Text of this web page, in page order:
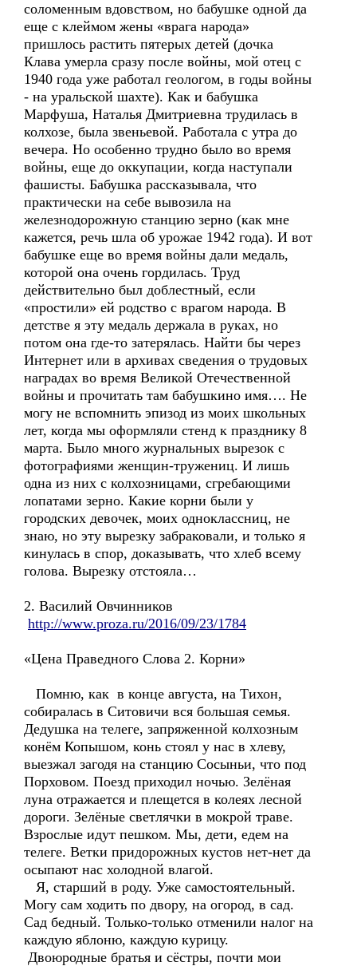
соломенным вдовством, но бабушке одной да
еще с клеймом жены «врага народа»
пришлось растить пятерых детей (дочка
Клава умерла сразу после войны, мой отец с
1940 года уже работал геологом, в годы войны
- на уральской шахте). Как и бабушка
Марфуша, Наталья Дмитриевна трудилась в
колхозе, была звеньевой. Работала с утра до
вечера. Но особенно трудно было во время
войны, еще до оккупации, когда наступали
фашисты. Бабушка рассказывала, что
практически на себе вывозила на
железнодорожную станцию зерно (как мне
кажется, речь шла об урожае 1942 года). И вот
бабушке еще во время войны дали медаль,
которой она очень гордилась. Труд
действительно был доблестный, если
«простили» ей родство с врагом народа. В
детстве я эту медаль держала в руках, но
потом она где-то затерялась. Найти бы через
Интернет или в архивах сведения о трудовых
наградах во время Великой Отечественной
войны и прочитать там бабушкино имя…. Не
могу не вспомнить эпизод из моих школьных
лет, когда мы оформляли стенд к празднику 8
марта. Было много журнальных вырезок с
фотографиями женщин-тружениц. И лишь
одна из них с колхозницами, сгребающими
лопатами зерно. Какие корни были у
городских девочек, моих одноклассниц, не
знаю, но эту вырезку забраковали, и только я
кинулась в спор, доказывать, что хлеб всему
голова. Вырезку отстояла…
2. Василий Овчинников
http://www.proza.ru/2016/09/23/1784
«Цена Праведного Слова 2. Корни»
Помню, как в конце августа, на Тихон,
собиралась в Ситовичи вся большая семья.
Дедушка на телеге, запряженной колхозным
конём Копышом, конь стоял у нас в хлеву,
выезжал загодя на станцию Сосыньи, что под
Порховом. Поезд приходил ночью. Зелёная
луна отражается и плещется в колеях лесной
дороги. Зелёные светлячки в мокрой траве.
Взрослые идут пешком. Мы, дети, едем на
телеге. Ветки придорожных кустов нет-нет да
осыпают нас холодной влагой.
Я, старший в роду. Уже самостоятельный.
Могу сам ходить по двору, на огород, в сад.
Сад бедный. Только-только отменили налог на
каждую яблоню, каждую курицу.
Двоюродные братья и сёстры, почти мои